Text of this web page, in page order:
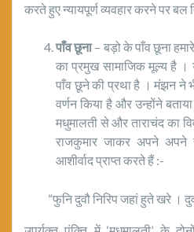
करते हुए न्यायपूर्ण व्यवहार करने पर बल
पाँव छूना– बड़ो के पाँव छूना
का प्रमुख सामाजिक मूल्य है ।
पाँव छूने की प्रथा है । मंझन ने
वर्णन किया है और उन्होंने
मधुमालती से और ताराचंद का
राजकुमार जाकर अपने
आशीर्वाद प्राप्त करते हैं :-
“फुनि दुवौ निरिप जहां हुते खरे ।